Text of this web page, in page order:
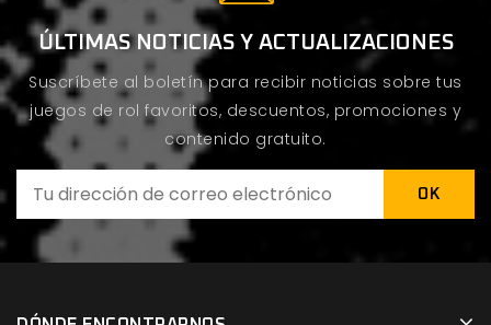
ÚLTIMAS NOTICIAS Y ACTUALIZACIONES
Suscríbete al boletín para recibir noticias sobre tus
juegos de rol favoritos, descuentos, promociones y
contenido gratuito.